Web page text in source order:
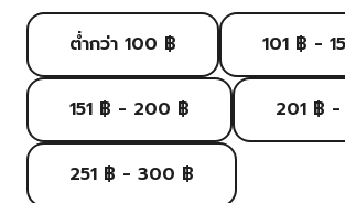
ต่ำกว่า 100 ฿ 101 ฿ -
151 ฿ - 200 ฿ 201 ฿
251 ฿ - 300 ฿